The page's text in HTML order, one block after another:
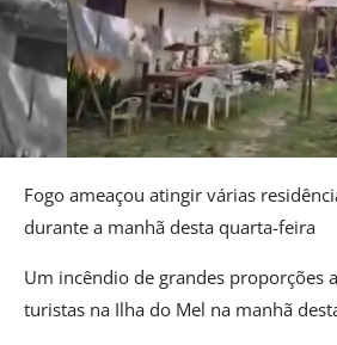
Fogo ameaçou atingir várias
durante a manhã desta quarta-feira
Um incêndio de grandes proporções
turistas na Ilha do Mel na manhã